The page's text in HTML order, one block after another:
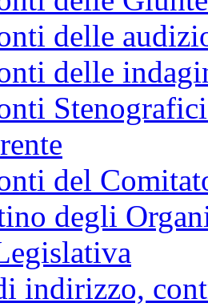
delle
delle
del
degli
indirizzo,